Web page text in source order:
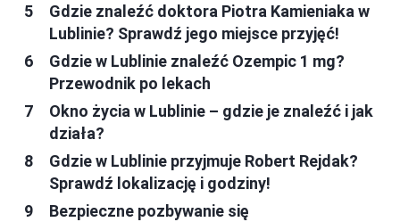
Gdzie znaleźć doktora Piotra Kamieniaka w
Lublinie? Sprawdź jego miejsce przyjęć!
Gdzie w Lublinie znaleźć Ozempic 1 mg?
Przewodnik po lekach
Okno życia w Lublinie – gdzie je znaleźć i jak
działa?
Gdzie w Lublinie przyjmuje Robert Rejdak?
Sprawdź lokalizację i godziny!
Bezpieczne pozbywanie się